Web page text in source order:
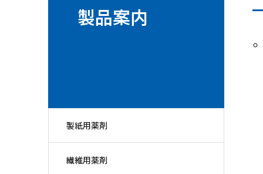
製品案内
製紙用薬剤
繊維用薬剤